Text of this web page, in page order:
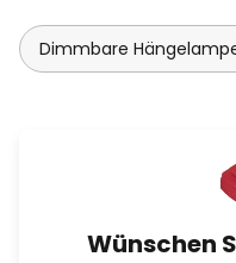
Dimmbare
Wünschen